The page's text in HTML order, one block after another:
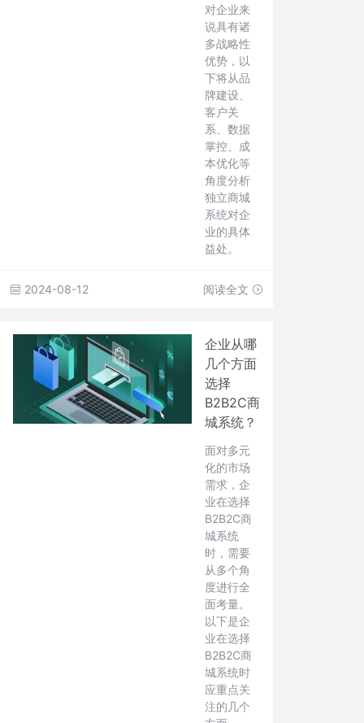
对企业来
说具有诸
多战略性
优势，以
下将从品
牌建设、
客户关
系、数据
掌控、成
本优化等
角度分析
独立商城
系统对企
业的具体
益处。
2024-08-12 阅读全文
企业从哪
几个方面
选择
B2B2C商
城系统？
面对多元
化的市场
需求，企
业在选择
B2B2C商
城系统
时，需要
从多个角
度进行全
面考量。
以下是企
业在选择
B2B2C商
城系统时
应重点关
注的几个